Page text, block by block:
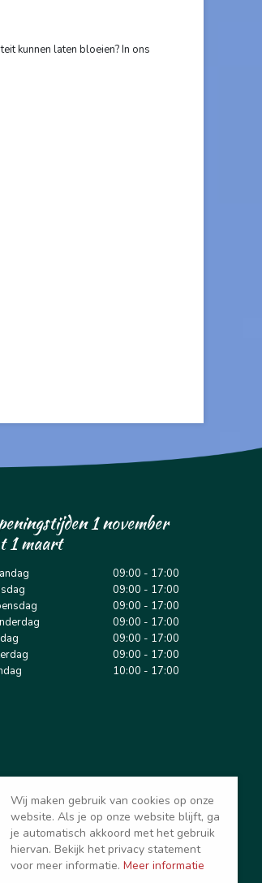
kunnen laten bloeien? In ons
1 november
1 maart
09:00 - 17:00
09:00 - 17:00
09:00 - 17:00
09:00 - 17:00
09:00 - 17:00
09:00 - 17:00
10:00 - 17:00
Wij maken gebruik van cookies op onze
website. Als je op onze website blijft, ga
je automatisch akkoord met het gebruik
hiervan. Bekijk het privacy statement
voor meer informatie. Meer informatie